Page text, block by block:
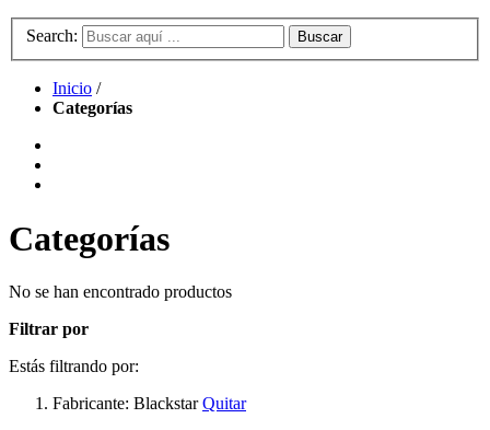
Search: Buscar
Inicio /
Categorías
Categorías
No se han encontrado productos
Filtrar por
Estás filtrando por:
Fabricante: Blackstar Quitar